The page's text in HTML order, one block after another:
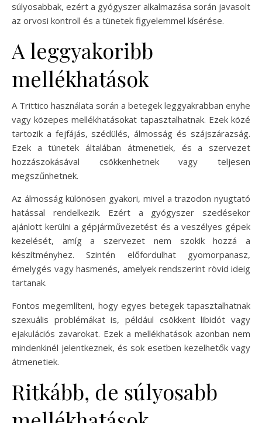
súlyosabbak, ezért a gyógyszer alkalmazása során javasolt
az orvosi kontroll és a tünetek figyelemmel kísérése.
A leggyakoribb
mellékhatások
A Trittico használata során a betegek leggyakrabban enyhe
vagy közepes mellékhatásokat tapasztalhatnak. Ezek közé
tartozik a fejfájás, szédülés, álmosság és szájszárazság.
Ezek a tünetek általában átmenetiek, és a szervezet
hozzászokásával csökkenhetnek vagy teljesen
megszűnhetnek.
Az álmosság különösen gyakori, mivel a trazodon nyugtató
hatással rendelkezik. Ezért a gyógyszer szedésekor
ajánlott kerülni a gépjárművezetést és a veszélyes gépek
kezelését, amíg a szervezet nem szokik hozzá a
készítményhez. Szintén előfordulhat gyomorpanasz,
émelygés vagy hasmenés, amelyek rendszerint rövid ideig
tartanak.
Fontos megemlíteni, hogy egyes betegek tapasztalhatnak
szexuális problémákat is, például csökkent libidót vagy
ejakulációs zavarokat. Ezek a mellékhatások azonban nem
mindenkinél jelentkeznek, és sok esetben kezelhetők vagy
átmenetiek.
Ritkább, de súlyosabb